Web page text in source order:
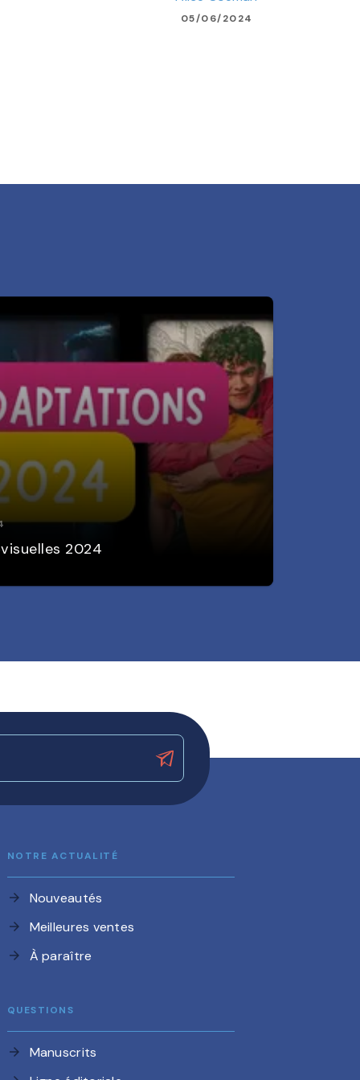
05/06/2024
2024
NOTRE ACTUALITÉ
arrow_forward Nouveautés
arrow_forward Meilleures ventes
arrow_forward À paraître
QUESTIONS
arrow_forward Manuscrits